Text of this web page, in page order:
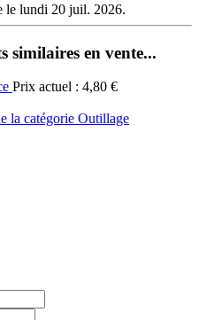
le lundi 20 juil. 2026.
similaires en vente...
Prix actuel : 4,80 €
la catégorie Outillage